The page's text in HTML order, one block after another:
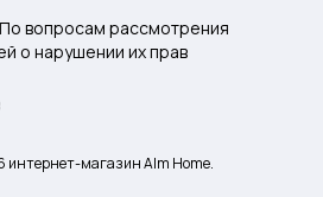
вопросам рассмотрения
о нарушении их прав
интернет-магазин Alm Home.